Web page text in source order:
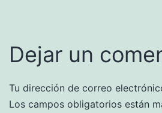
Dejar un
Tu dirección de correo
Los campos obligatorios están